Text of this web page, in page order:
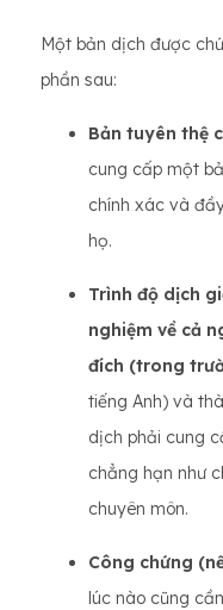
Một bản dịch được
phần sau:
Bản tuyên thệ
cung cấp một
chính xác và
họ.
Trình độ dịch
nghiệm về cả
đích (trong
tiếng Anh) và
dịch phải cung
chẳng hạn như
chuyên môn.
Công chứng
lúc nào cũng